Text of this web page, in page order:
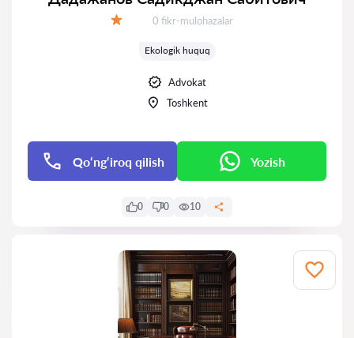
Fikrlar:
0 fikr-mulohazalar
Ekologik huquq
Advokat
Toshkent
Qo‘ng‘iroq qilish Yozish
0 0 10